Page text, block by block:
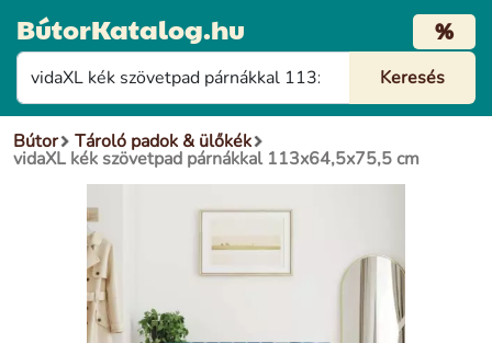
BútorKatalog.hu %
Bútor Tároló padok & ülőkék
vidaXL kék szövetpad párnákkal 113x64,5x75,5 cm